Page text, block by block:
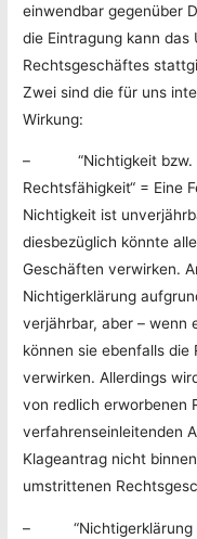
einwendbar gegenüber
die Eintragung kann
Rechtsgeschäftes
Zwei sind die für uns
Wirkung:
– “Nichtigkeit bzw.
Rechtsfähigkeit“ = Eine
Nichtigkeit ist
diesbezüglich könnte
Geschäften verwirken.
Nichtigerklärung
verjährbar, aber – wenn
können sie ebenfalls
verwirken. Allerdings
von redlich erworbenen
verfahrenseinleitenden
Klageantrag nicht
umstrittenen
– “Nichtigerklärung